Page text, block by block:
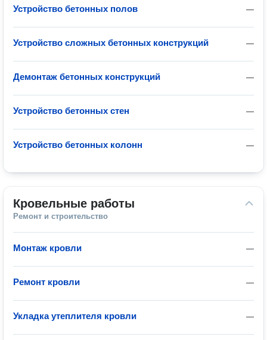
—
Устройство бетонных полов
—
Устройство сложных бетонных конструкций
—
Демонтаж бетонных конструкций
—
Устройство бетонных стен
—
Устройство бетонных колонн
Кровельные работы
Ремонт и строительство
—
Монтаж кровли
—
Ремонт кровли
—
Укладка утеплителя кровли